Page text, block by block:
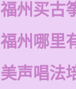
福州买古
福州哪里
美声唱法